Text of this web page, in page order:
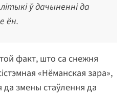
ў дачыненні да
ён.
факт, што са снежня
«Нёманская зара»,
да змены стаўлення да